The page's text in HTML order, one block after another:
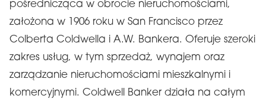
pośrednicząca w obrocie nieruchomościami,
założona w 1906 roku w San Francisco przez
Colberta Coldwella i A.W. Bankera. Oferuje szeroki
zakres usług, w tym sprzedaż, wynajem oraz
zarządzanie nieruchomościami mieszkalnymi i
komercyjnymi. Coldwell Banker działa na całym